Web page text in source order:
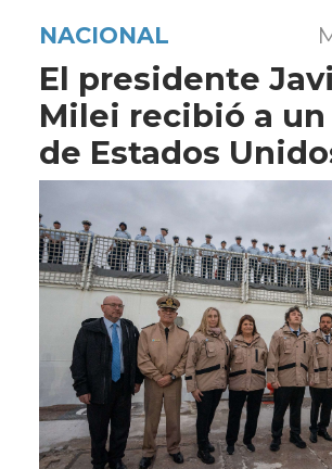
NACIONAL
El presidente
Milei recibió a
de Estados